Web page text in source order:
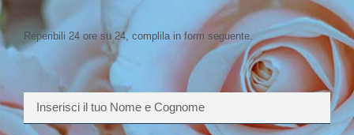
Reperibili 24 ore su 24, complila in form seguente.